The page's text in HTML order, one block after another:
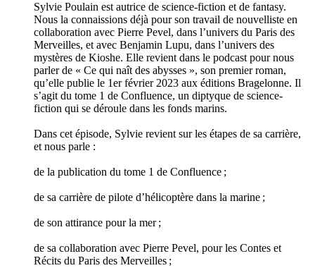
Sylvie Poulain est autrice de science-fiction et de fantasy.
Nous la connaissions déjà pour son travail de nouvelliste en
collaboration avec Pierre Pevel, dans l’univers du Paris des
Merveilles, et avec Benjamin Lupu, dans l’univers des
mystères de Kioshe. Elle revient dans le podcast pour nous
parler de « Ce qui naît des abysses », son premier roman,
qu’elle publie le 1er février 2023 aux éditions Bragelonne. Il
s’agit du tome 1 de Confluence, un diptyque de science-
fiction qui se déroule dans les fonds marins.
Dans cet épisode, Sylvie revient sur les étapes de sa carrière,
et nous parle :
de la publication du tome 1 de Confluence ;
de sa carrière de pilote d’hélicoptère dans la marine ;
de son attirance pour la mer ;
de sa collaboration avec Pierre Pevel, pour les Contes et
Récits du Paris des Merveilles ;